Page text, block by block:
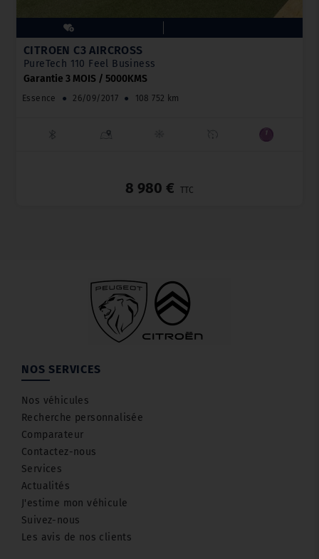
CITROËN C3 AIRCROSS
PureTech 110 Feel Business
Garantie 3 MOIS / 5000KMS
Essence ● 26/09/2017 ● 108 752 km
8 980 € TTC
NOS SERVICES
Nos véhicules
Recherche personnalisée
Comparateur
Contactez-nous
Services
Actualités
J'estime mon véhicule
Suivez-nous
Les avis de nos clients